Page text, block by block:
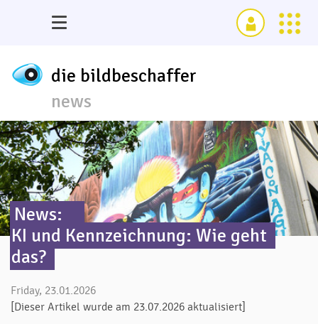
die bildbeschaffer
news
News:
KI und Kennzeichnung: Wie geht
das?
Friday, 23.01.2026
[Dieser Artikel wurde am 23.07.2026 aktualisiert]